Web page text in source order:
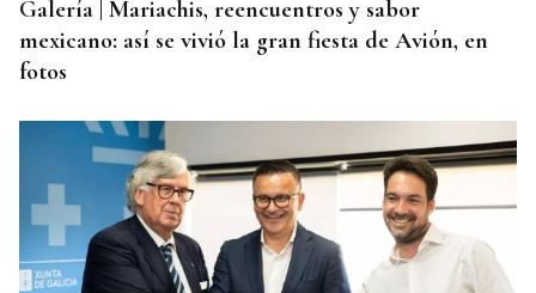
Galería | Mariachis, reencuentros y sabor
mexicano: así se vivió la gran fiesta de Avión, en
fotos